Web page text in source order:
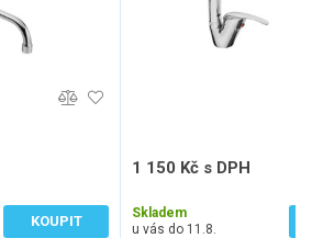
KOUPIT
1 150 Kč s DPH
Skladem
u vás do 11.8.